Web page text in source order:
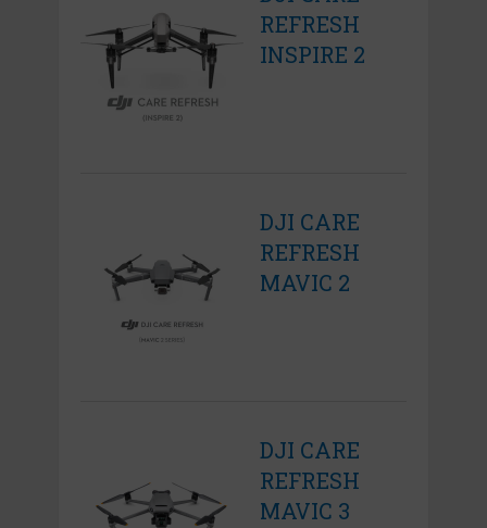
REFRESH
INSPIRE 2
DJI CARE
REFRESH
MAVIC 2
DJI CARE
REFRESH
MAVIC 3